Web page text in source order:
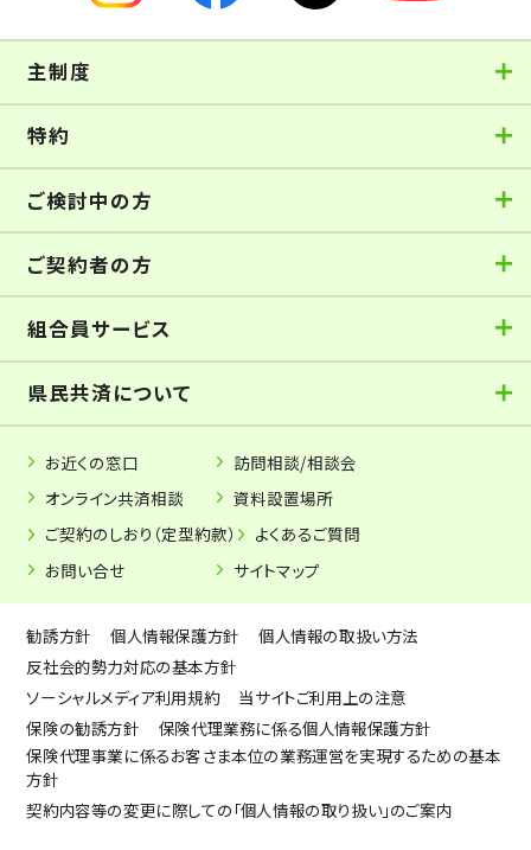
主制度
特約
ご検討中の方
ご契約者の方
組合員サービス
県民共済について
お近くの窓口
訪問相談/相談会
オンライン共済相談
資料設置場所
ご契約のしおり（定型約款）
よくあるご質問
お問い合せ
サイトマップ
勧誘方針 個人情報保護方針
個人情報の取扱い方法
反社会的勢力対応の基本方針
ソーシャルメディア利用規約
当サイトご利用上の注意
保険の勧誘方針
保険代理業務に係る個人情報保護方針
保険代理事業に係るお客さま本位の業務運営を実現するための基本
方針
契約内容等の変更に際しての「個人情報の取り扱い」のご案内